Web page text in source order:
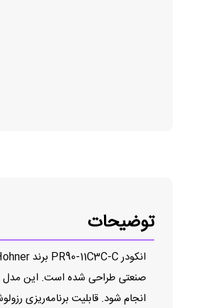
توضیحات
انجام شود. قابلیت برنامه‌ریزی